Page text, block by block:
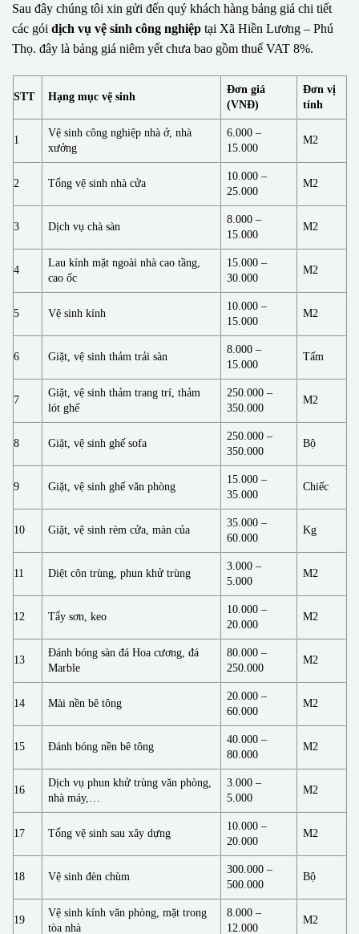
Sau đây chúng tôi xin gửi đến quý khách hàng bảng giá chi tiết
các gói dịch vụ vệ sinh công nghiệp tại Xã Hiền Lương – Phú
Thọ. đây là bảng giá niêm yết chưa bao gồm thuế VAT 8%.
STT Hạng mục vệ sinh
Đơn giá
(VNĐ)
Đơn vị
tính
1
Vệ sinh công nghiệp nhà ở, nhà
xưởng
6.000 –
15.000
M2
2 Tổng vệ sinh nhà cửa
10.000 –
25.000
M2
3 Dịch vụ chà sàn
8.000 –
15.000
M2
4
Lau kính mặt ngoài nhà cao tầng,
cao ốc
15.000 –
30.000
M2
5 Vệ sinh kính
10.000 –
15.000
M2
6 Giặt, vệ sinh thảm trải sàn
8.000 –
15.000
Tấm
7
Giặt, vệ sinh thảm trang trí, thảm
lót ghế
250.000 –
350.000
M2
8 Giặt, vệ sinh ghế sofa
250.000 –
350.000
Bộ
9 Giặt, vệ sinh ghế văn phòng
15.000 –
35.000
Chiếc
10 Giặt, vệ sinh rèm cửa, màn của
35.000 –
60.000
Kg
11 Diệt côn trùng, phun khử trùng
3.000 –
5.000
M2
12 Tẩy sơn, keo
10.000 –
20.000
M2
13
Đánh bóng sàn đá Hoa cương, đá
Marble
80.000 –
250.000
M2
14 Mài nền bê tông
20.000 –
60.000
M2
15 Đánh bóng nền bê tông
40.000 –
80.000
M2
16
Dịch vụ phun khử trùng văn phòng,
nhà máy,…
3.000 –
5.000
M2
17 Tổng vệ sinh sau xây dựng
10.000 –
20.000
M2
18 Vệ sinh đèn chùm
300.000 –
500.000
Bộ
19
Vệ sinh kính văn phòng, mặt trong
tòa nhà
8.000 –
12.000
M2